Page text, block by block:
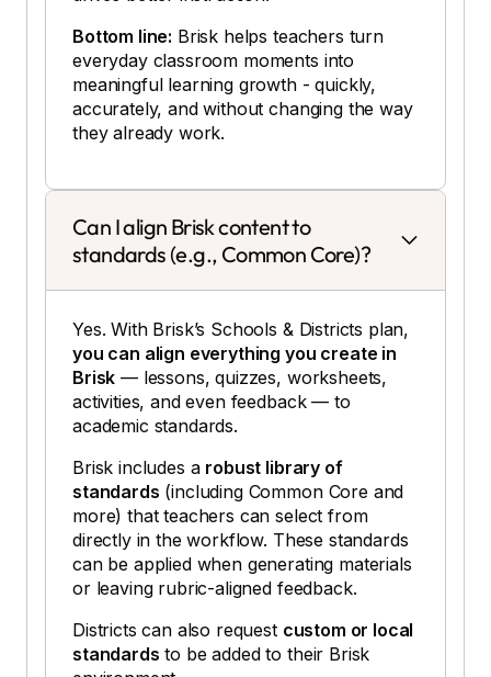
Bottom line: Brisk helps teachers turn
everyday classroom moments into
meaningful learning growth - quickly,
accurately, and without changing the way
they already work.
Can I align Brisk content to
standards (e.g., Common Core)?
Yes. With Brisk’s Schools & Districts plan,
you can align everything you create in
Brisk — lessons, quizzes, worksheets,
activities, and even feedback — to
academic standards.
Brisk includes a robust library of
standards (including Common Core and
more) that teachers can select from
directly in the workflow. These standards
can be applied when generating materials
or leaving rubric-aligned feedback.
Districts can also request custom or local
standards to be added to their Brisk